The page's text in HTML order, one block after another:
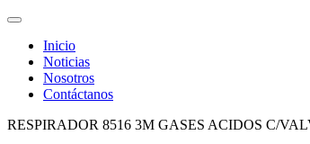
Inicio
Noticias
Nosotros
Contáctanos
RESPIRADOR 8516 3M GASES ACIDOS C/